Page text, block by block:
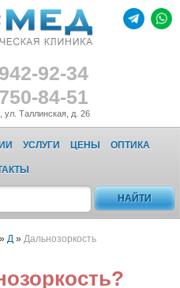
92-34
84-51
ул. Таллинская, д. 26
УСЛУГИ ЦЕНЫ ОПТИКА
Д» Дальнозоркость